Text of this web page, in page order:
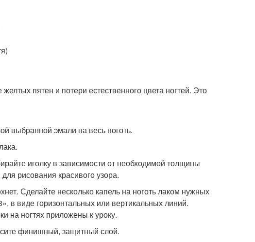
пятен и потери естественного цвета ногтей. Это
выбранной эмали на весь ноготь.
иголку в зависимости от необходимой толщины
рисования красивого узора.
Сделайте несколько капель на ноготь лаком нужных
в виде горизонтальных или вертикальных линий.
на ногтях приложены к уроку.
финишный, защитный слой.